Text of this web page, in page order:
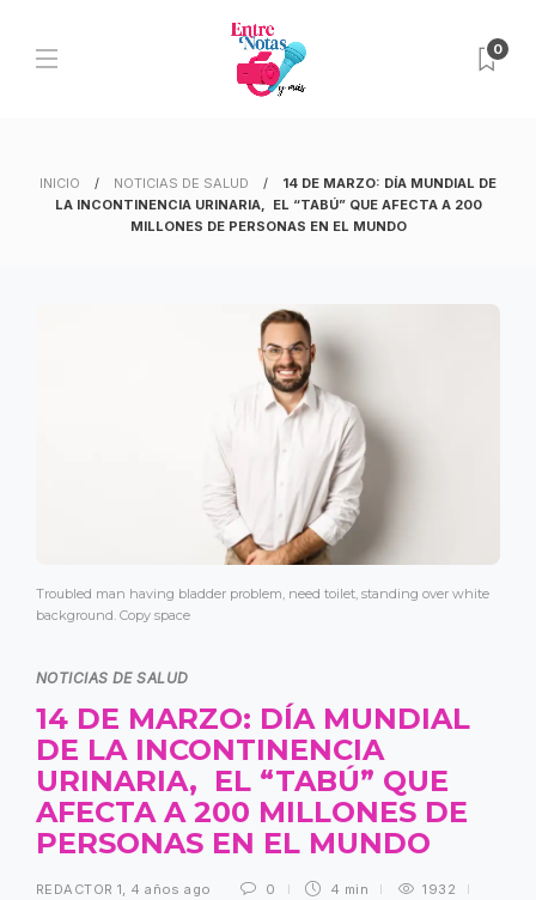
0
INICIO NOTICIAS DE SALUD
14 DE MARZO: DÍA MUNDIAL DE
LA INCONTINENCIA URINARIA, EL “TABÚ” QUE AFECTA A 200
MILLONES DE PERSONAS EN EL MUNDO
Troubled man having bladder problem, need toilet, standing over white
background. Copy space
NOTICIAS DE SALUD
14 DE MARZO: DÍA MUNDIAL
DE LA INCONTINENCIA
URINARIA, EL “TABÚ” QUE
AFECTA A 200 MILLONES DE
PERSONAS EN EL MUNDO
REDACTOR 1, 4 años ago 0 4 min 1932